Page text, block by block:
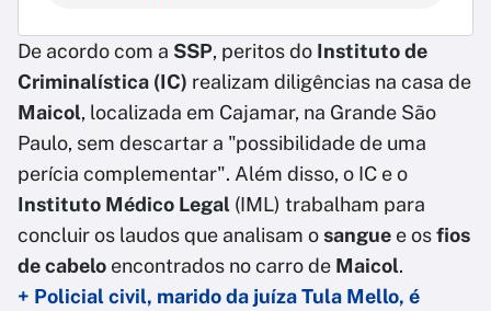
De acordo com a SSP, peritos do Instituto de
Criminalística (IC) realizam diligências na casa de
Maicol, localizada em Cajamar, na Grande São
Paulo, sem descartar a "possibilidade de uma
perícia complementar". Além disso, o IC e o
Instituto Médico Legal (IML) trabalham para
concluir os laudos que analisam osangue e osfios
de cabelo encontrados no carro de Maicol.
+ Policial civil, marido da juíza Tula Mello, é